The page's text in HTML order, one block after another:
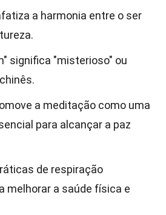
a harmonia entre o ser
significa "misterioso" ou
a meditação como uma
para alcançar a paz
de respiração
melhorar a saúde física e